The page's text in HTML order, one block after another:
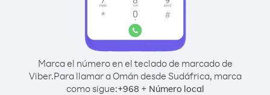
Marca el número en el teclado de marcado de
Viber.Para llamar a Omán desde Sudáfrica, marca
como sigue:+968 + Número local